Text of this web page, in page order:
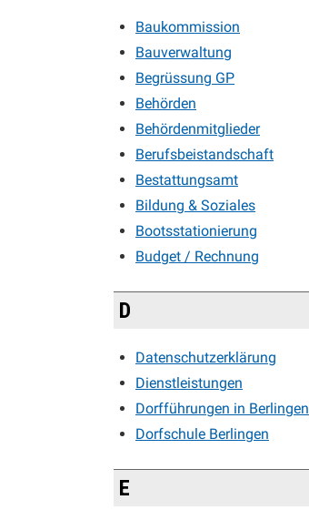
Baukommission
Bauverwaltung
Begrüssung GP
Behörden
Behördenmitglieder
Berufsbeistandschaft
Bestattungsamt
Bildung & Soziales
Bootsstationierung
Budget / Rechnung
D
Datenschutzerklärung
Dienstleistungen
Dorfführungen in Berlingen
Dorfschule Berlingen
E